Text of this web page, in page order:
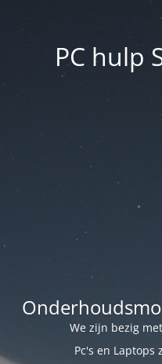
PC hulp
We zijn bezig
Pc's en Laptops